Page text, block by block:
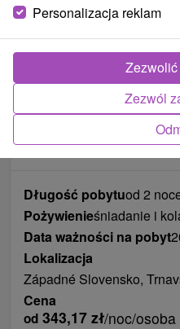
Długość pobytuod 2
Pożywienieśniadanie i
Data ważności na pobyt
Lokalizacja
Západné Slovensko,
Cena
od 343,17 zł/noc/osoba
Personalizacja reklam
Zezwól